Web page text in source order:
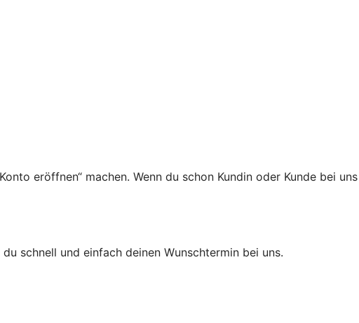
eröffnen“ machen. Wenn du schon Kundin oder Kunde bei uns
schnell und einfach deinen Wunschtermin bei uns.